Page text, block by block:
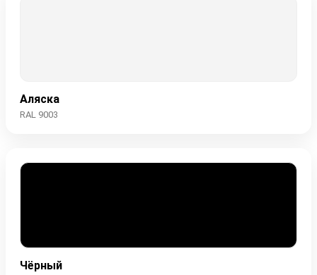
Аляска
RAL 9003
Чёрный